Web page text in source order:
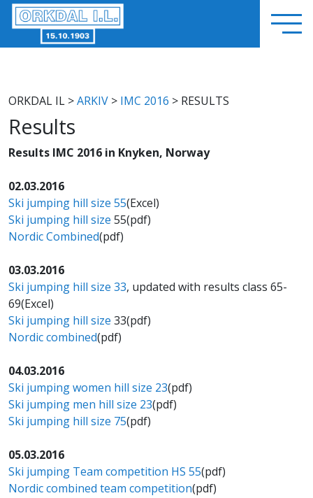
ORKDAL IL >ARKIV > IMC 2016 > RESULTS
Results
Results IMC 2016 in Knyken, Norway
02.03.2016
Ski jumping hill size 55(Excel)
Ski jumping hill size 55(pdf)
Nordic Combined(pdf)
03.03.2016
Ski jumping hill size 33, updated with results class 65-
69(Excel)
Ski jumping hill size 33(pdf)
Nordic combined(pdf)
04.03.2016
Ski jumping women hill size 23(pdf)
Ski jumping men hill size 23(pdf)
Ski jumping hill size 75(pdf)
05.03.2016
Ski jumping Team competition HS 55(pdf)
Nordic combined team competition(pdf)